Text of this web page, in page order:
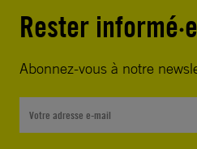
Rester informé·e
Abonnez-vous à notre